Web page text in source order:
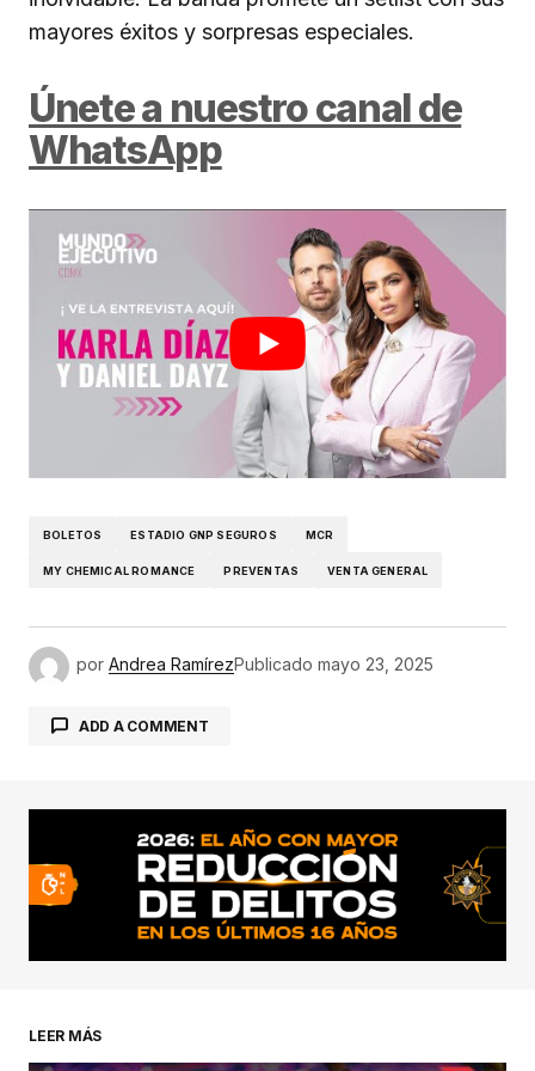
mayores éxitos y sorpresas especiales.
Únete a nuestro canal de
WhatsApp
BOLETOS ESTADIO GNP SEGUROS MCR
MY CHEMICAL ROMANCE PREVENTAS VENTA GENERAL
por Andrea RamírezPublicado mayo 23, 2025
ADD A COMMENT
conectado
LEER MÁS